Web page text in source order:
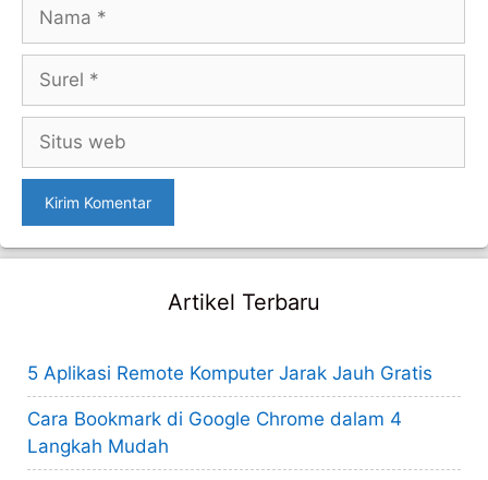
Nama
Surel
Situs
web
Artikel Terbaru
5 Aplikasi Remote Komputer Jarak Jauh Gratis
Cara Bookmark di Google Chrome dalam 4
Langkah Mudah